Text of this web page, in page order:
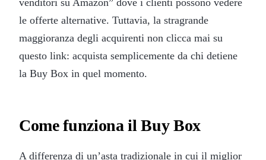
le offerte alternative. Tuttavia, la stragrande
maggioranza degli acquirenti non clicca mai su
questo link: acquista semplicemente da chi detiene
la Buy Box in quel momento.
Come funziona il Buy Box
A differenza di un’asta tradizionale in cui il miglior